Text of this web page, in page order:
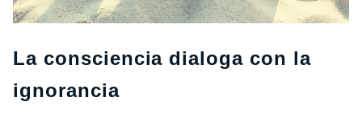
La consciencia dialoga con la
ignorancia